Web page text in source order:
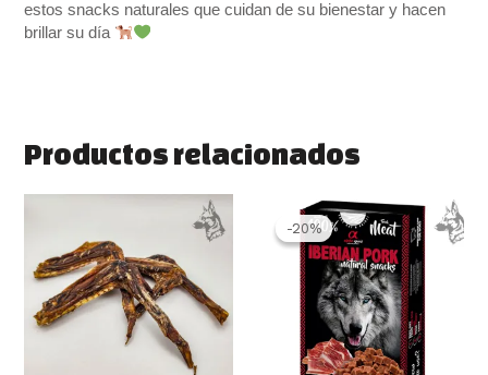
estos snacks naturales que cuidan de su bienestar y hacen
brillar su día
Productos relacionados
-20%
-20%
El
precio
original
era:
2.99 €.
El
precio
actual
es:
2.40 €.